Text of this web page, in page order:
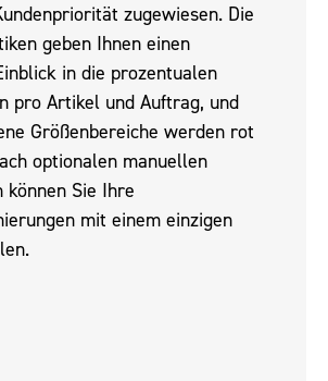
zugewiesen. Die
geben Ihnen einen
in die prozentualen
pro Artikel und Auftrag, und
Größenbereiche werden rot
optionalen manuellen
können Sie Ihre
mit einem einzigen